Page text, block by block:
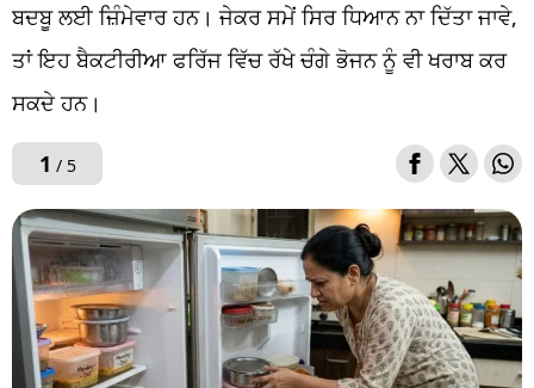
ਬਦਬੂ ਲਈ ਜ਼ਿੰਮੇਵਾਰ ਹਨ। ਜੇਕਰ ਸਮੇਂ ਸਿਰ ਧਿਆਨ ਨਾ ਦਿੱਤਾ ਜਾਵੇ,
ਤਾਂ ਇਹ ਬੈਕਟੀਰੀਆ ਫਰਿੱਜ ਵਿੱਚ ਰੱਖੇ ਚੰਗੇ ਭੋਜਨ ਨੂੰ ਵੀ ਖਰਾਬ ਕਰ
ਸਕਦੇ ਹਨ।
1 / 5